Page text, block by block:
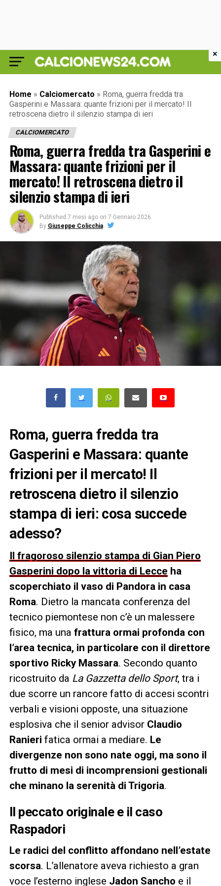
Home » Calciomercato » Roma, guerra fredda tra
Gasperini e Massara: quante frizioni per il mercato! Il
retroscena dietro il silenzio stampa di ieri
CALCIOMERCATO
Roma, guerra fredda tra Gasperini e
Massara: quante frizioni per il
mercato! Il retroscena dietro il
silenzio stampa di ieri
Published 7 mesi ago on 7 Gennaio 2026
By Giuseppe Colicchia
Roma, guerra fredda tra
Gasperini e Massara: quante
frizioni per il mercato! Il
retroscena dietro il silenzio
stampa di ieri: cosa succede
adesso?
Il fragoroso silenzio stampa di Gian Piero
Gasperini dopo la vittoria di Lecce ha
scoperchiato il vaso di Pandora in casa
Roma. Dietro la mancata conferenza del
tecnico piemontese non c’è un malessere
fisico, ma una frattura ormai profonda con
l’area tecnica, in particolare con il direttore
sportivo Ricky Massara. Secondo quanto
ricostruito da La Gazzetta dello Sport, tra i
due scorre un rancore fatto di accesi scontri
verbali e visioni opposte, una situazione
esplosiva che il senior advisor Claudio
Ranieri fatica ormai a mediare. Le
divergenze non sono nate oggi, ma sono il
frutto di mesi di incomprensioni gestionali
che minano la serenità di Trigoria.
Il peccato originale e il caso
Raspadori
Le radici del conflitto affondano nell’estate
scorsa. L’allenatore aveva richiesto a gran
voce l’esterno inglese Jadon Sancho e il
×